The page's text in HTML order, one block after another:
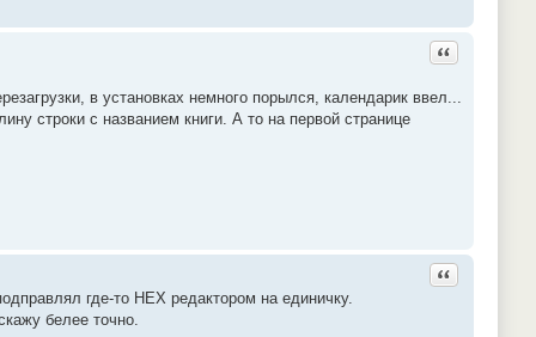
Ответить с
в установках немного порылся, календарик ввел...
строки с названием книги. А то на первой странице
Ответить с
где-то HEX редактором на единичку.
белее точно.